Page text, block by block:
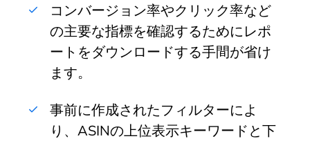
コンバージョン率やクリック率など
の主要な指標を確認するためにレポ
ートをダウンロードする手間が省け
ます。
事前に作成されたフィルターによ
り、ASINの上位表示キーワードと下